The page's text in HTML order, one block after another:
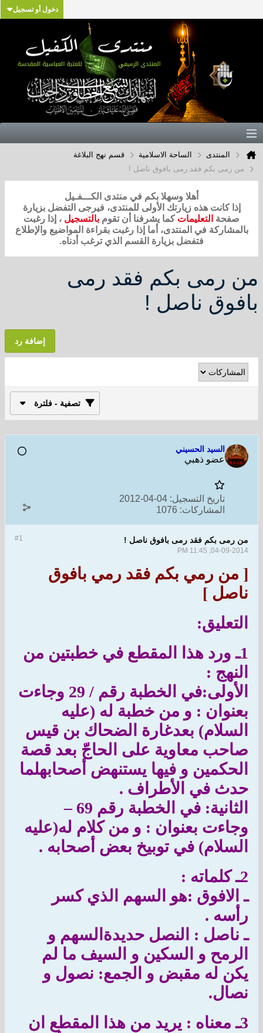
دخول أو تسجيل
المنتدى الساحة الاسلامية
قسم نهج البلاغة
من رمى بكم فقد رمى بافوق ناصل !
أهلا وسهلا بكم في منتدى الكـــفـيل
إذا كانت هذه زيارتك الأولى للمنتدى، فيرجى التفضل بزيارة
صفحة التعليمات كما يشرفنا أن تقوم بالتسجيل ، إذا رغبت
بالمشاركة في المنتدى، أما إذا رغبت بقراءة المواضيع والإطلاع
فتفضل بزيارة القسم الذي ترغب أدناه.
من رمى بكم فقد رمى
بافوق ناصل !
إضافة رد
تصفية - فلترة
السيد الحسيني
عضو ذهبي
تاريخ التسجيل: 04-04-2012
المشاركات: 1076
#1 من رمى بكم فقد رمى بافوق ناصل !
04-09-2014, 11:45 PM
[ من رمي بكم فقد رمي بافوق
ناصل ]
التعليق:
1ـ ورد هذا المقطع في خطبتين من
النهج :
الأولى:
في الخطبة رقم / 29 وجاءت
بعنوان : و من خطبة له (عليه
السلام) بعدغارة الضحاك بن قيس
صاحب معاوية على الحاجّ بعد قصة
الحكمين و فيها يستنهض أصحابهلما
حدث في الأطراف .
الثانية: في الخطبة رقم
69 –
وجاءت بعنوان : و من كلام له(عليه
السلام) في توبيخ بعض أصحابه .
2ـ كلماته :
ـ الافوق :هو السهم الذي كسر
رأسه .
ـ ناصل :
النصل حديدةالسهم و
الرمح و السكين و السيف ما لم
يكن له مقبض و الجمع: نصول و
نصال.
3ـ معناه : يريد من هذا المقطع ان